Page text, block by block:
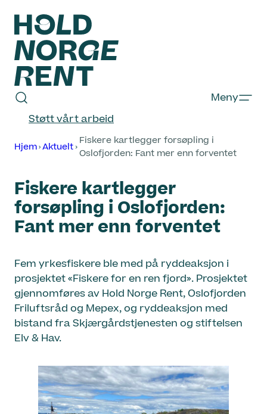
Hopp
innhold
Hold
Norge
Støtt vårt arbeid
Meny
Hjem Aktuelt
Fiskere kartlegger forsøpling i
Oslofjorden: Fant mer enn forventet
Fiskere kartlegger
forsøpling i Oslofjorden:
Fant mer enn forventet
Fem yrkesfiskere ble med på ryddeaksjon i
prosjektet «Fiskere for en ren fjord». Prosjektet
gjennomføres av Hold Norge Rent, Oslofjorden
Friluftsråd og Mepex, og ryddeaksjon med
bistand fra Skjærgårdstjenesten og stiftelsen
Elv & Hav.